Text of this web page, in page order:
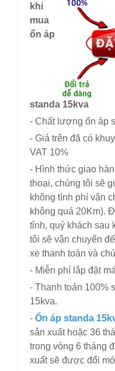
khi
mua
ổn áp
standa 15kva
- Chất lượng ổn áp
- Giá trên đã có
VAT 10%
- Hình thức giao
thoại, chúng tôi sẽ
không tính phí vận
không quá 20Km).
tỉnh, quý khách sau
tôi sẽ vận chuyển
xe thanh toán và
- Miễn phí lắp đặt
- Thanh toán 100%
15kva.
- Ổn áp standa
sản xuất hoặc 36
trong vòng 6 tháng
xuất sẽ được đổi